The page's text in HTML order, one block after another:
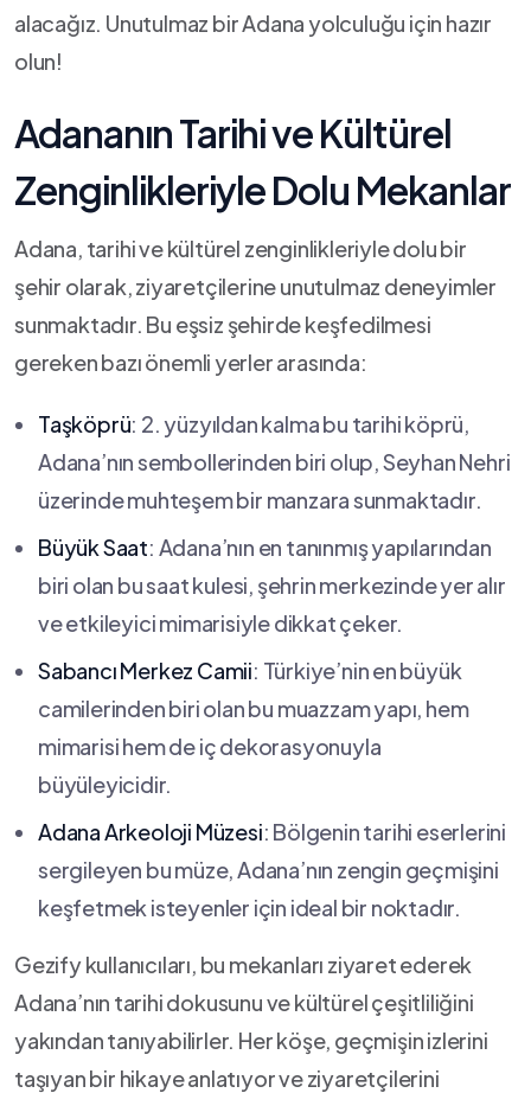
alacağız.‌ Unutulmaz bir Adana yolculuğu için hazır
olun!
Adananın Tarihi ve Kültürel
Zenginlikleriyle ​Dolu Mekanlar
Adana, tarihi ve‍ kültürel zenginlikleriyle dolu bir
şehir olarak, ziyaretçilerine unutulmaz deneyimler
sunmaktadır. Bu eşsiz şehirde keşfedilmesi
gereken ‍bazı önemli ⁣yerler arasında:
Taşköprü: 2. yüzyıldan kalma bu tarihi köprü,
Adana’nın‌ sembollerinden biri olup, Seyhan Nehri
üzerinde muhteşem bir manzara⁣ sunmaktadır.
Büyük Saat: Adana’nın en tanınmış yapılarından‍
biri olan bu saat kulesi, şehrin merkezinde yer alır
‍ve etkileyici mimarisiyle dikkat çeker.
Sabancı Merkez Camii: Türkiye’nin en⁤ büyük
‌camilerinden biri olan bu muazzam yapı,​ hem
mimarisi hem de iç ‍dekorasyonuyla
büyüleyicidir.
Adana Arkeoloji Müzesi: Bölgenin tarihi eserlerini
sergileyen ‍bu müze, Adana’nın zengin geçmişini
keşfetmek isteyenler için ideal ‍bir noktadır.
Gezify kullanıcıları, bu mekanları ziyaret ederek
Adana’nın ⁤tarihi dokusunu ve kültürel çeşitliliğini
yakından tanıyabilirler. Her köşe, geçmişin‌ izlerini
taşıyan bir hikaye anlatıyor ve ziyaretçilerini